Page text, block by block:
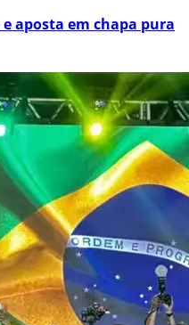
aposta em chapa pura